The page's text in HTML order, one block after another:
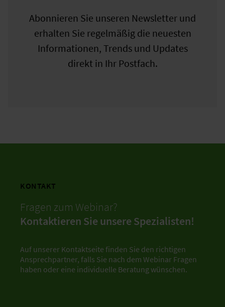
Abonnieren Sie unseren Newsletter und
erhalten Sie regelmäßig die neuesten
Informationen, Trends und Updates
direkt in Ihr Postfach.
KONTAKT
Fragen zum Webinar?
Kontaktieren Sie unsere Spezialisten!
Auf unserer Kontaktseite finden Sie den richtigen
Ansprechpartner, falls Sie nach dem Webinar Fragen
haben oder eine individuelle Beratung wünschen.